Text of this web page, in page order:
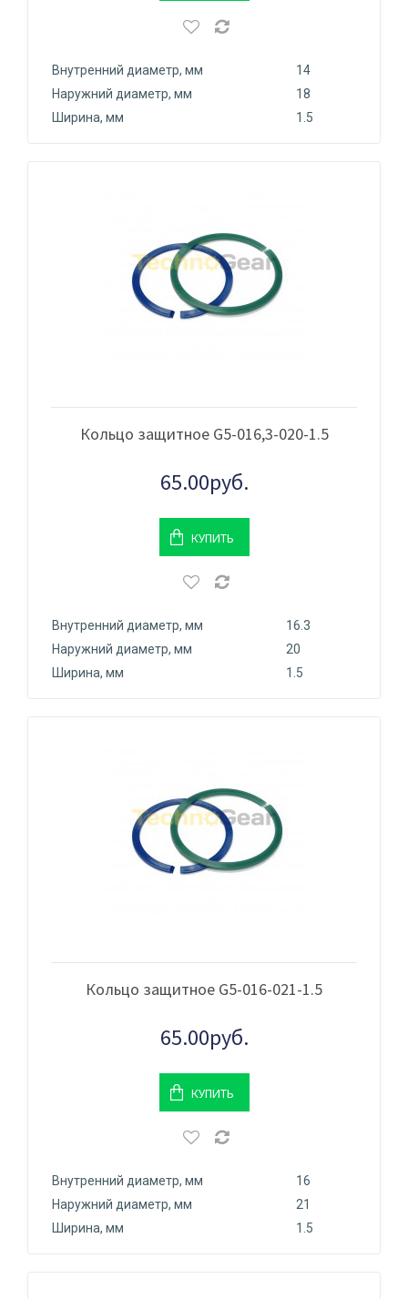
Внутренний диаметр, мм
14
Наружний диаметр, мм
18
Ширина, мм
1.5
Кольцо защитное G5-016,3-020-1.5
65.00руб.
КУПИТЬ
Внутренний диаметр, мм
16.3
Наружний диаметр, мм
20
Ширина, мм
1.5
Кольцо защитное G5-016-021-1.5
65.00руб.
КУПИТЬ
Внутренний диаметр, мм
16
Наружний диаметр, мм
21
Ширина, мм
1.5